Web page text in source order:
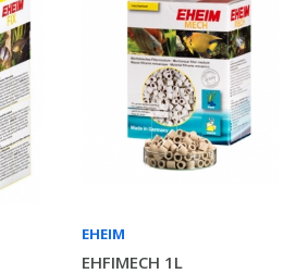
EHEIM
EHFIMECH 1L